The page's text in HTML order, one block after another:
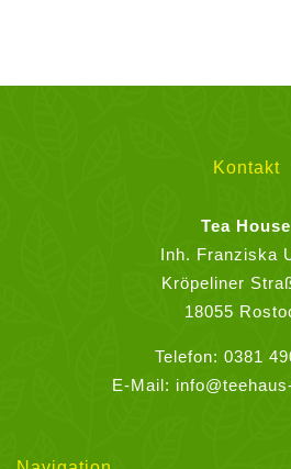
der
Produktseite
gewählt
Kontakt
Tea House
Inh. Franziska
Kröpeliner
18055
Telefon: 0381
E-Mail: